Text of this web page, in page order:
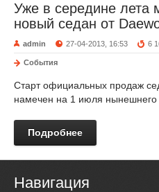
Уже в середине лета
новый седан от
admin 27-04-2013, 16:53 6
События
Старт официальных продаж
намечен на 1 июля нынешнего
Подробнее
Навигация